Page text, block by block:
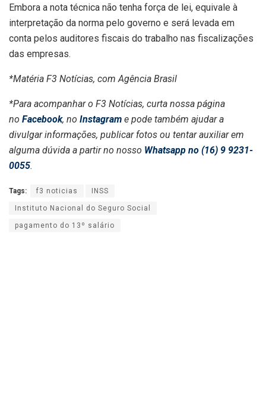
Embora a nota técnica não tenha força de lei, equivale à
interpretação da norma pelo governo e será levada em
conta pelos auditores fiscais do trabalho nas fiscalizações
das empresas.
*Matéria F3 Notícias, com Agência Brasil
*Para acompanhar o F3 Notícias, curta nossa página
no Facebook, no Instagram e pode também ajudar a
divulgar informações, publicar fotos ou tentar auxiliar em
alguma dúvida a partir no nosso Whatsapp no (16) 9 9231-
0055.
Tags: f3 noticias INSS
Instituto Nacional do Seguro Social
pagamento do 13º salário